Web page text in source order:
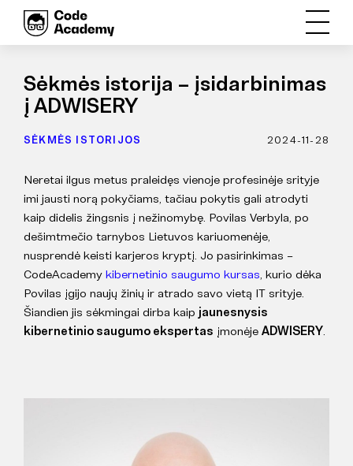
Sėkmės istorija – įsidarbinimas
į ADWISERY
SĖKMĖS ISTORIJOS 2024-11-28
Neretai ilgus metus praleidęs vienoje profesinėje srityje
imi jausti norą pokyčiams, tačiau pokytis gali atrodyti
kaip didelis žingsnis į nežinomybę. Povilas Verbyla, po
dešimtmečio tarnybos Lietuvos kariuomenėje,
nusprendė keisti karjeros kryptį. Jo pasirinkimas –
CodeAcademy kibernetinio saugumo kursas, kurio dėka
Povilas įgijo naujų žinių ir atrado savo vietą IT srityje.
Šiandien jis sėkmingai dirba kaip jaunesnysis
kibernetinio saugumo ekspertas įmonėje ADWISERY.